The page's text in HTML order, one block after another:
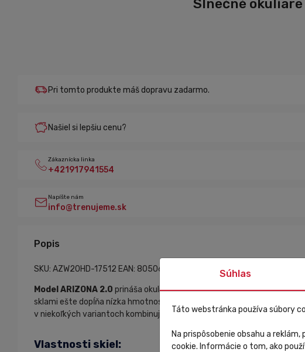
Slnečné okuliare
Pri tomto produkte máš dopravu zadarmo.
Našiel si lepšiu cenu?
Zákaznícka linka
+421917941554
Napíšte nám
info@trenujeme.sk
Popis
SKU: AZW20HD-17512 EAN: 8050612346159
Model ARIZONA 2.0 prináša okuliare, ktorý dodáva okuliarom
sklami ešte dopĺňa nízka hmotnosť a veľmi dobré pozorovacie
v niekoľkých variantoch kombinujúcich škálu rámčekov a skiel z radov
Vlastnosti skiel:
Súhlas
Táto webstránka používa súbory
Na prispôsobenie obsahu a
cookie. Informácie o tom, ako